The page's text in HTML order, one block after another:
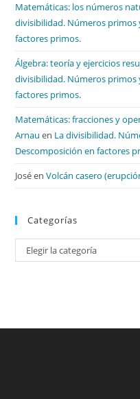
Matemáticas: los números
divisibilidad. Números primos
factores primos.
Álgebra: teoría y ejercicios
divisibilidad. Números primos
factores primos.
Matemáticas: fracciones y
Arnau en La divisibilidad.
Descomposición en factores
JoséenVolcán casero
Categorías
Categorías
Elegir la categoría